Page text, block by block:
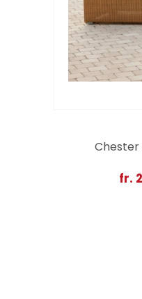
fr.